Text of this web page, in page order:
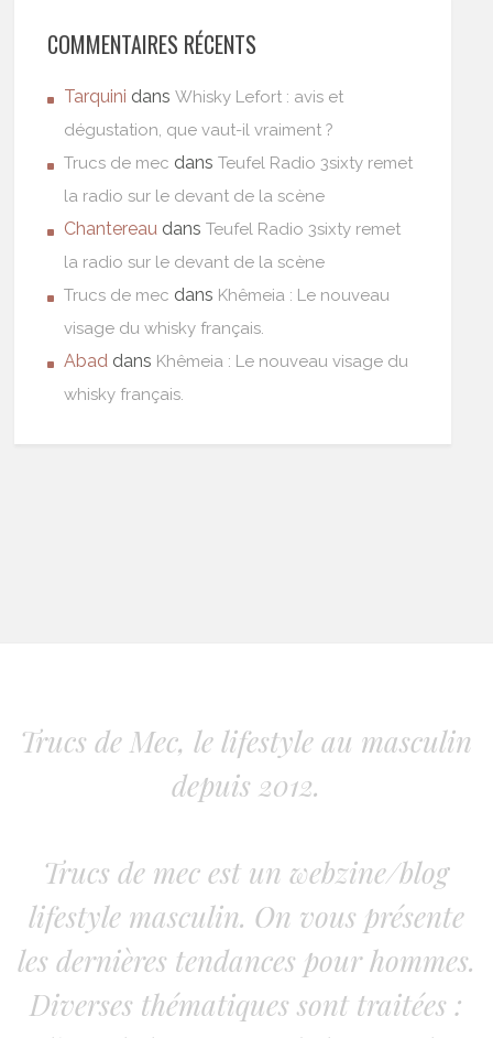
COMMENTAIRES RÉCENTS
Tarquini dansWhisky Lefort : avis et
dégustation, que vaut-il vraiment ?
Trucs de mec dansTeufel Radio 3sixty remet
la radio sur le devant de la scène
Chantereau dansTeufel Radio 3sixty remet
la radio sur le devant de la scène
Trucs de mec dans Khêmeia : Le nouveau
visage du whisky français.
Abad dans Khêmeia : Le nouveau visage du
whisky français.
Trucs de Mec, le lifestyle au masculin
depuis 2012.
Trucs de mec est un webzine/blog
lifestyle masculin. On vous présente
les dernières tendances pour hommes.
Diverses thématiques sont traitées :